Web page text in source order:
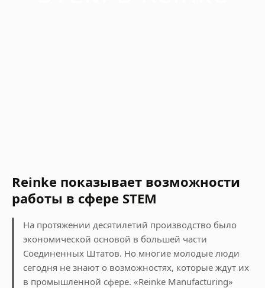
Reinke показывает возможности
работы в сфере STEM
На протяжении десятилетий производство было
экономической основой в большей части
Соединенных Штатов. Но многие молодые люди
сегодня не знают о возможностях, которые ждут их
в промышленной сфере. «Reinke Manufacturing»